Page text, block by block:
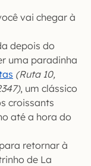
vai chegar à
depois do
uma paradinha
(Ruta 10,
, um clássico
croissants
até a hora do
retornar à
de La